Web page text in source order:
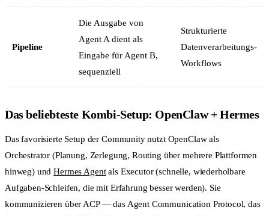
Pipeline
Die Ausgabe von
Agent A dient als
Eingabe für Agent B,
sequenziell
Strukturierte
Datenverarbeitungs-
Workflows
Das beliebteste Kombi-Setup: OpenClaw + Hermes
Das favorisierte Setup der Community nutzt OpenClaw als
Orchestrator (Planung, Zerlegung, Routing über mehrere Plattformen
hinweg) undHermes Agentals Executor (schnelle, wiederholbare
Aufgaben-Schleifen, die mit Erfahrung besser werden). Sie
kommunizieren über ACP — das Agent Communication Protocol, das